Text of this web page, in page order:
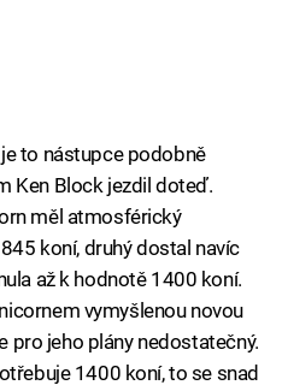
to nástupce podobně
Ken Block jezdil doteď.
měl atmosférický
koní, druhý dostal navíc
až k hodnotě 1400 koní.
vymyšlenou novou
pro jeho plány nedostatečný.
1400 koní, to se snad